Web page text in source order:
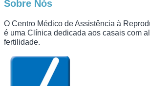
Sobre Nós
O Centro Médico de Assistência à
é uma Clínica dedicada aos casais com
fertilidade.